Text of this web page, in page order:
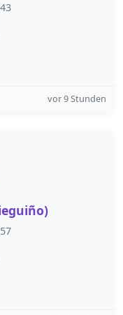
vor 9 Stunden